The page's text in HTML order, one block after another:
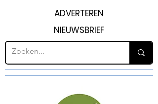
ADVERTEREN
NIEUWSBRIEF